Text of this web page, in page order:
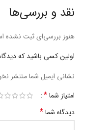
نقد و بررسی‌ها
هنوز بررسی‌ای ثبت نشده
اولین کسی باشید که
نشانی ایمیل شما منتشر
امتیاز شما*
دیدگاه شما*